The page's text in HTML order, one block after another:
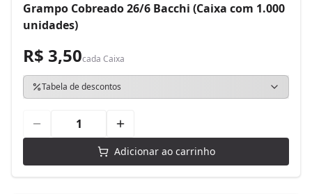
Grampo Cobreado 26/6 Bacchi (Caixa com 1.000
unidades)
R$ 3,50cada Caixa
Tabela de descontos
Adicionar ao carrinho